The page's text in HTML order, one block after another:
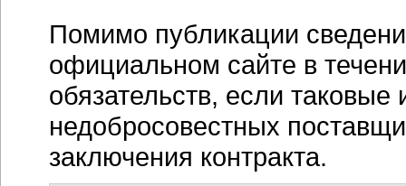
Помимо публикации
официальном сайте в
обязательств, если
недобросовестных
заключения контракта.